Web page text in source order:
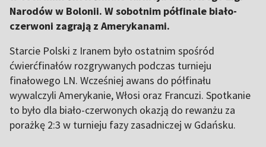
Narodów w Bolonii. W sobotnim półfinale biało-
czerwoni zagrają z Amerykanami.
Starcie Polski z Iranem było ostatnim spośród
ćwierćfinałów rozgrywanych podczas turnieju
finałowego LN. Wcześniej awans do półfinału
wywalczyli Amerykanie, Włosi oraz Francuzi. Spotkanie
to było dla biało-czerwonych okazją do rewanżu za
porażkę 2:3 w turnieju fazy zasadniczej w Gdańsku.